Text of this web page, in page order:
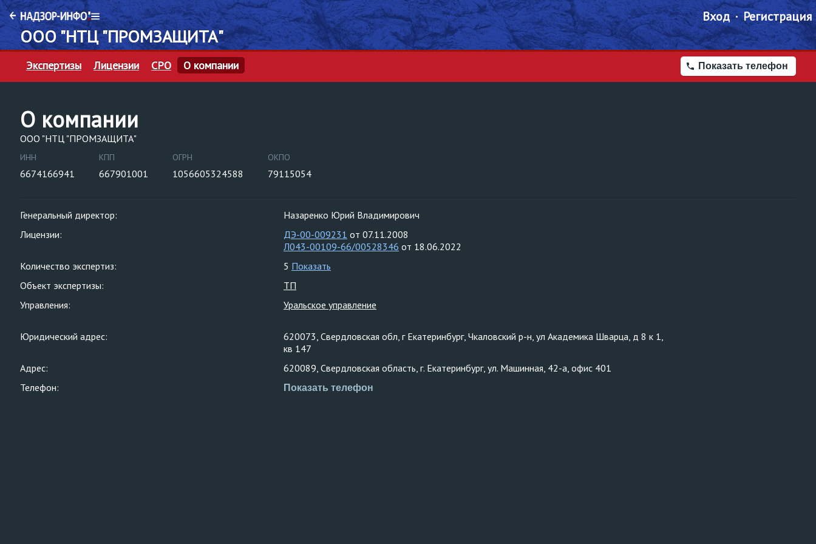
ООО "НТЦ "ПРОМЗАЩИТА"
Вход Регистрация
Экспертизы Лицензии СРО О компании Показать телефон
О компании
ООО "НТЦ "ПРОМЗАЩИТА"
ИНН
6674166941
КПП
667901001
ОГРН
1056605324588
ОКПО
79115054
Генеральный директор:
Назаренко Юрий Владимирович
Лицензии:
ДЭ-00-009231 от 07.11.2008
Л043-00109-66/00528346 от 18.06.2022
Количество экспертиз:
5 Показать
Объект экспертизы:
ТП
Управления:
Уральское управление
Юридический адрес:
620073, Свердловская обл, г Екатеринбург, Чкаловский р-н, ул Академика Шварца, д 8 к 1,
кв 147
Адрес:
620089, Свердловская область, г. Екатеринбург, ул. Машинная, 42-а, офис 401
Телефон:
Показать телефон